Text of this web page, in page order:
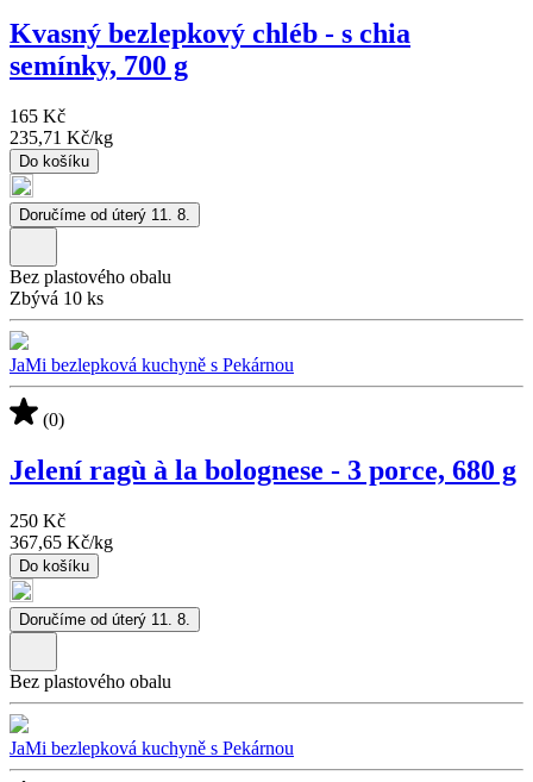
Kvasný bezlepkový chléb - s chia
semínky, 700 g
165 Kč
235,71 Kč/kg
Do košíku
Doručíme od úterý 11. 8.
Bez plastového obalu
Zbývá 10 ks
JaMi bezlepková kuchyně s Pekárnou
(0)
Jelení ragù à la bolognese - 3 porce, 680 g
250 Kč
367,65 Kč/kg
Do košíku
Doručíme od úterý 11. 8.
Bez plastového obalu
JaMi bezlepková kuchyně s Pekárnou